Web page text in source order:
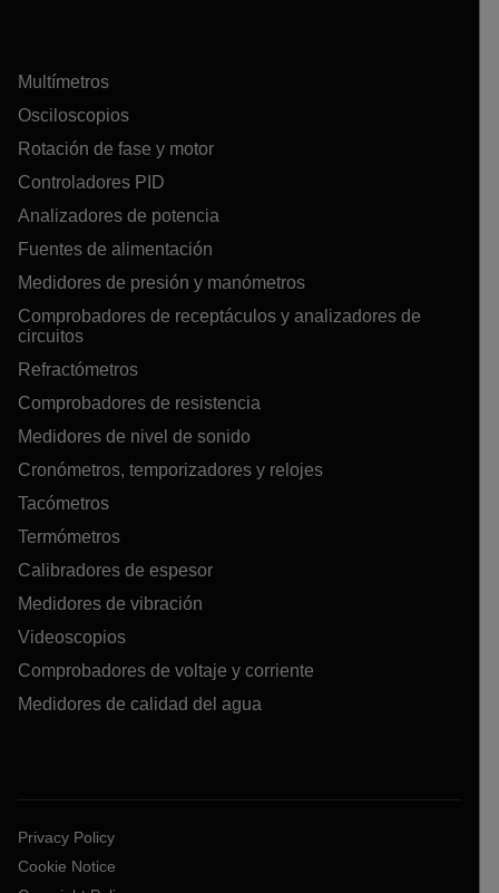
Multímetros
Osciloscopios
Rotación de fase y motor
Controladores PID
Analizadores de potencia
Fuentes de alimentación
Medidores de presión y manómetros
Comprobadores de receptáculos y analizadores de
circuitos
Refractómetros
Comprobadores de resistencia
Medidores de nivel de sonido
Cronómetros, temporizadores y relojes
Tacómetros
Termómetros
Calibradores de espesor
Medidores de vibración
Videoscopios
Comprobadores de voltaje y corriente
Medidores de calidad del agua
Privacy Policy
Cookie Notice